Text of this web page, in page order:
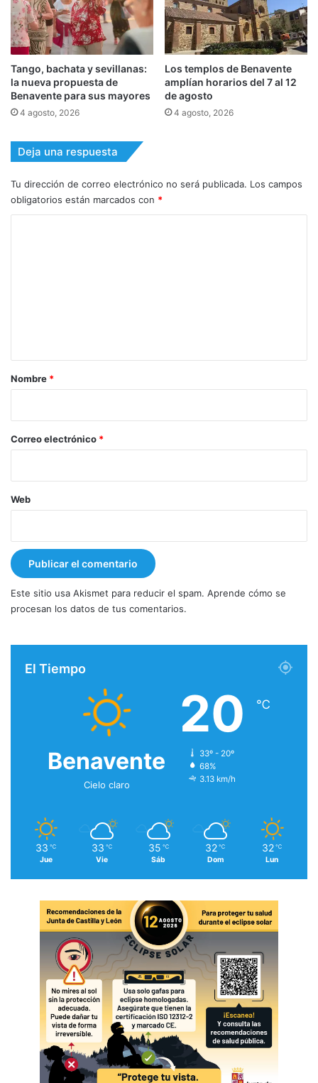
Tango, bachata y sevillanas:
la nueva propuesta de
Benavente para sus mayores
4 agosto, 2026
Los templos de Benavente
amplían horarios del 7 al 12
de agosto
4 agosto, 2026
Deja una respuesta
Tu dirección de correo electrónico no será publicada. Los campos
obligatorios están marcados con *
r
*
Nombre *
Correo electrónico *
Web
Este sitio usa Akismet para reducir el spam. Aprende cómo se
procesan los datos de tus comentarios.
El Tiempo
Benavente
Cielo claro
20 ℃
33º - 20º
68%
3.13 km/h
33 ℃
Jue
33 ℃
Vie
35 ℃
Sáb
32 ℃
Dom
32 ℃
Lun